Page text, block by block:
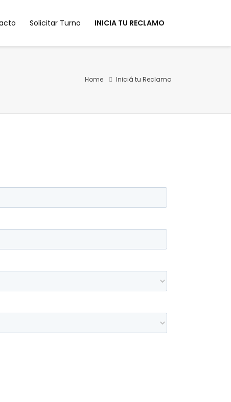
Solicitar Turno INICIA TU RECLAMO
Home Iniciá tu Reclamo